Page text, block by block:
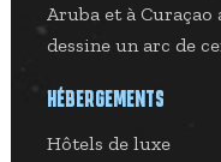
Aruba et à Curaçao
dessine un arc de
HÉBERGEMENTS
Hôtels de luxe